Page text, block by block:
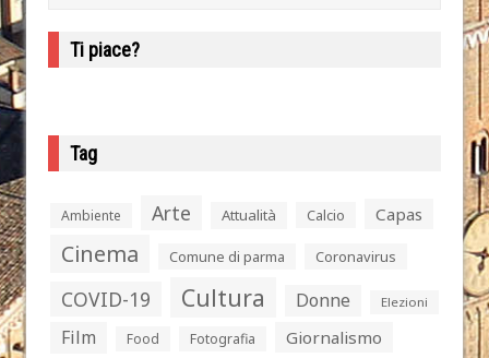
Ti piace?
Tag
Ambiente Arte Attualità Calcio Capas
Cinema Comune di parma Coronavirus
COVID-19 Cultura Donne Elezioni
Film Food Fotografia Giornalismo